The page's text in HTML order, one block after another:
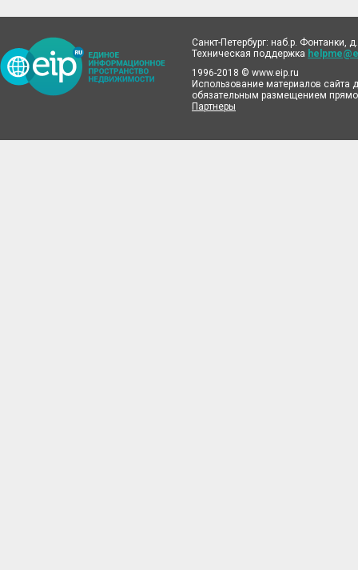
Санкт-Петербург: наб.р. Фонтанки,
Техническая поддержка
1996-2018 © www.eip.ru
Использование материалов сайта
обязательным размещением
Партнеры